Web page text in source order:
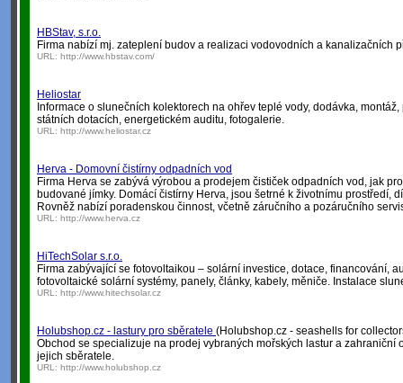
HBStav, s.r.o.
Firma nabízí mj. zateplení budov a realizaci vodovodních a kanalizačních
URL: http://www.hbstav.com/
Heliostar
Informace o slunečních kolektorech na ohřev teplé vody, dodávka,
státních dotacích, energetickém auditu, fotogalerie.
URL: http://www.heliostar.cz
Herva - Domovní čistírny odpadních vod
Firma Herva se zabývá výrobou a prodejem čističek odpadních vod, jak
budované jímky. Domácí čistírny Herva, jsou šetrné k životnímu prostředí,
Rovněž nabízí poradenskou činnost, včetně záručního a pozáručního
URL: http://www.herva.cz
HiTechSolar s.r.o.
Firma zabývající se fotovoltaikou – solární investice, dotace, financování,
fotovoltaické solární systémy, panely, články, kabely, měniče. Instalace
URL: http://www.hitechsolar.cz
Holubshop.cz - lastury pro sběratele (Holubshop.cz - seashells for
Obchod se specializuje na prodej vybraných mořských lastur a zahraniční
jejich sběratele.
URL: http://www.holubshop.cz